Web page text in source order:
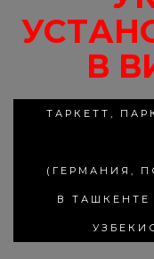
В
ТАРКЕТТ,
(ГЕРМАНИЯ,
В